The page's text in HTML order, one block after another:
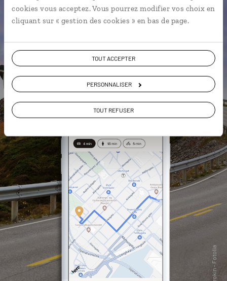
cookies vous acceptez. Vous pourrez modifier vos choix en
cliquant sur « gestion des cookies » en bas de page.
TOUT ACCEPTER
PERSONNALISER
TOUT REFUSER
L'album souvenirs à composer
vous-même